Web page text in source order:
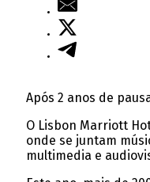
Após 2 anos de
O Lisbon Marriott
onde se juntam
multimedia e